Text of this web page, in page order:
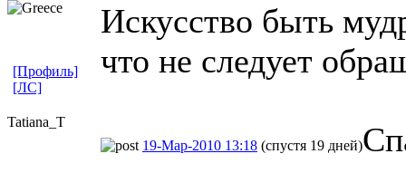
Искусство быть
что не следует
[Профиль]
[ЛС]
Tatiana_T
19-Мар-2010 13:18 (спустя 19 дней)